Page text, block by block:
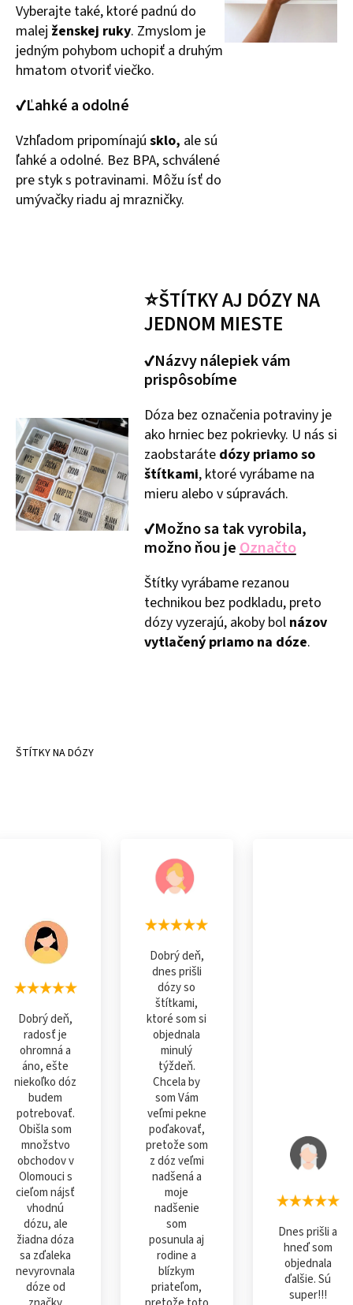
Vyberajte také, ktoré padnú do
malej ženskej ruky. Zmyslom je
jedným pohybom uchopiť a druhým
hmatom otvoriť viečko.
✔Ľahké a odolné
Vzhľadom pripomínajú sklo, ale sú
ľahké a odolné. Bez BPA, schválené
pre styk s potravinami. Môžu ísť do
umývačky riadu aj mrazničky.
⭐ŠTÍTKY AJ DÓZY NA
JEDNOM MIESTE
✔Názvy nálepiek vám
prispôsobíme
Dóza bez označenia potraviny je
ako hrniec bez pokrievky. U nás si
zaobstaráte dózy priamo so
štítkami, ktoré vyrábame na
mieru alebo v súpravách.
✔Možno sa tak vyrobila,
možno ňou je Označto
Štítky vyrábame rezanou
technikou bez podkladu, preto
dózy vyzerajú, akoby bol názov
vytlačený priamo na dóze.
ŠTÍTKY NA DÓZY
Dobrý deň,
radosť je
ohromná a
áno, ešte
niekoľko dóz
budem
potrebovať.
Obišla som
množstvo
obchodov v
Olomouci s
cieľom nájsť
vhodnú
dózu, ale
žiadna dóza
sa zďaleka
nevyrovnala
dóze od
Dobrý deň,
dnes prišli
dózy so
štítkami,
ktoré som si
objednala
minulý
týždeň.
Chcela by
som Vám
veľmi pekne
poďakovať,
pretože som
z dóz veľmi
nadšená a
moje
nadšenie
som
posunula aj
rodine a
blízkym
priateľom,
Dnes prišli a
hneď som
objednala
ďalšie. Sú
super!!!